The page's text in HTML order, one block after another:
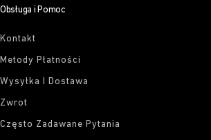
Obsługa i Pomoc
Kontakt
Metody Płatności
Wysyłka I Dostawa
Zwrot
Często Zadawane Pytania